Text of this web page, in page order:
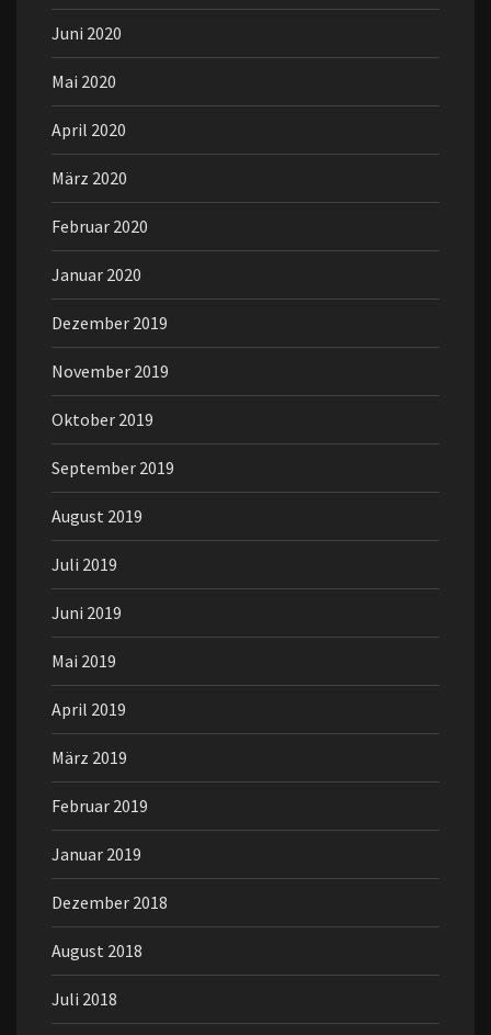
Juni 2020
Mai 2020
April 2020
März 2020
Februar 2020
Januar 2020
Dezember 2019
November 2019
Oktober 2019
September 2019
August 2019
Juli 2019
Juni 2019
Mai 2019
April 2019
März 2019
Februar 2019
Januar 2019
Dezember 2018
August 2018
Juli 2018